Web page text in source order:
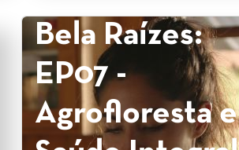
Bela Raízes:
EP07 -
Agrofloresta e